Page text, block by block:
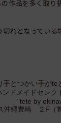
作品を多く取り
れとなっている
手とつかい手がte
ンドメイドセレク
"tete by
沖縄豊崎 ２F （